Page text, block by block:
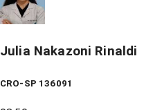
Julia Nakazoni Rinaldi
CRO-SP 136091